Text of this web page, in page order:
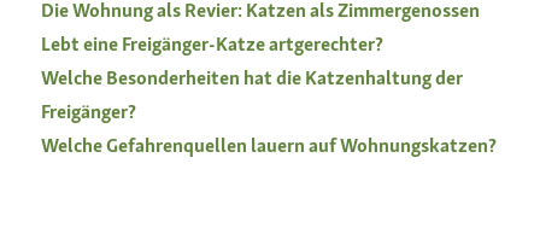
Die Wohnung als Revier: Katzen als Zimmergenossen
Lebt eine Freigänger-Katze artgerechter?
Welche Besonderheiten hat die Katzenhaltung der
Freigänger?
Welche Gefahrenquellen lauern auf Wohnungskatzen?